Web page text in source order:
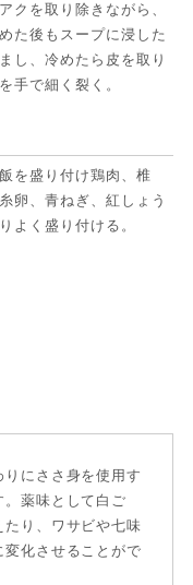
クを取り除きながら、
た後もスープに浸した
し、冷めたら皮を取り
手で細く裂く。
を盛り付け鶏肉、椎
卵、青ねぎ、紅しょう
よく盛り付ける。
にささ身を使用す
薬味として白ご
り、ワサビや七味
化させることがで